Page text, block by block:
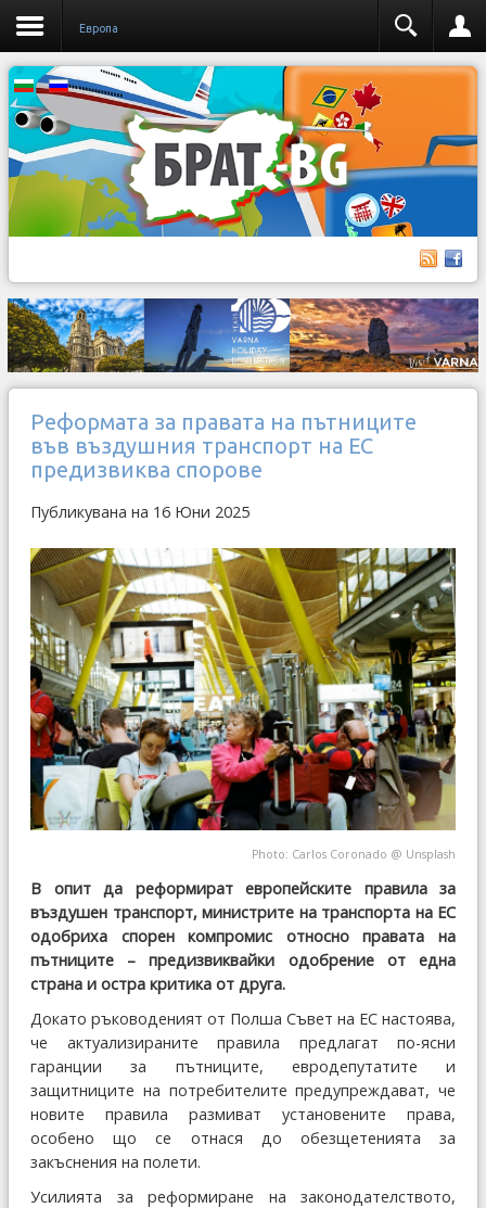
Европа
Реформата за правата на пътниците
във въздушния транспорт на ЕС
предизвиква спорове
Публикувана на 16 Юни 2025
Photo: Carlos Coronado @ Unsplash
В опит да реформират европейските правила за
въздушен транспорт, министрите на транспорта на ЕС
одобриха спорен компромис относно правата на
пътниците – предизвиквайки одобрение от една
страна и остра критика от друга.
Докато ръководеният от Полша Съвет на ЕС настоява,
че актуализираните правила предлагат по-ясни
гаранции за пътниците, евродепутатите и
защитниците на потребителите предупреждават, че
новите правила размиват установените права,
особено що се отнася до обезщетенията за
закъснения на полети.
Усилията за реформиране на законодателството,